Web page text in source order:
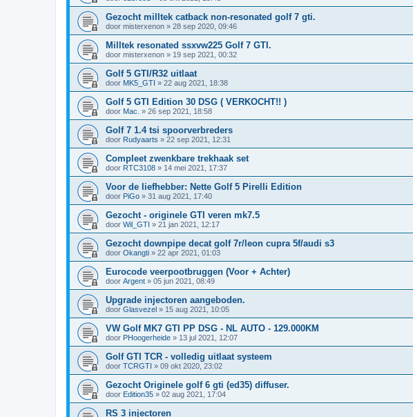
Gezocht milltek catback non-resonated golf 7 gti.
door misterxenon » 28 sep 2020, 09:46
Milltek resonated ssxvw225 Golf 7 GTI.
door misterxenon » 19 sep 2021, 00:32
Golf 5 GTI/R32 uitlaat
door MK5_GTI » 22 aug 2021, 18:38
Golf 5 GTI Edition 30 DSG ( VERKOCHT!! )
door Mac. » 26 sep 2021, 18:58
Golf 7 1.4 tsi spoorverbreders
door Rudyaarts » 22 sep 2021, 12:31
Compleet zwenkbare trekhaak set
door RTC3108 » 14 mei 2021, 17:37
Voor de liefhebber: Nette Golf 5 Pirelli Edition
door PiGo » 31 aug 2021, 17:40
Gezocht - originele GTI veren mk7.5
door Wil_GTI » 21 jan 2021, 12:17
Gezocht downpipe decat golf 7r/leon cupra 5f/audi s3
door Okangti » 22 apr 2021, 01:03
Eurocode veerpootbruggen (Voor + Achter)
door Argent » 05 jun 2021, 08:49
Upgrade injectoren aangeboden.
door Glasvezel » 15 aug 2021, 10:05
VW Golf MK7 GTI PP DSG - NL AUTO - 129.000KM
door PHoogerheide » 13 jul 2021, 12:07
Golf GTI TCR - volledig uitlaat systeem
door TCRGTI » 09 okt 2020, 23:02
Gezocht Originele golf 6 gti (ed35) diffuser.
door Edition35 » 02 aug 2021, 17:04
RS 3 injectoren